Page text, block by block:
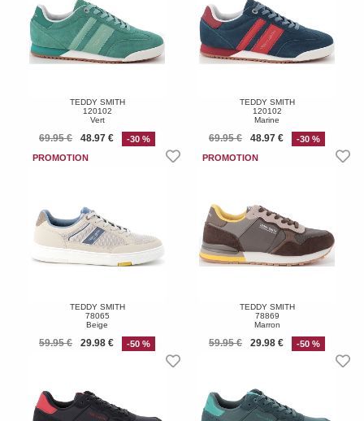
TEDDY SMITH
120102
Vert
69.95 € 48.97 € -30 %
TEDDY SMITH
120102
Marine
69.95 € 48.97 € -30 %
TEDDY SMITH
78065
Beige
59.95 € 29.98 € -50 %
TEDDY SMITH
78869
Marron
59.95 € 29.98 € -50 %